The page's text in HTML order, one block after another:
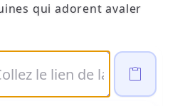
qui adorent avaler